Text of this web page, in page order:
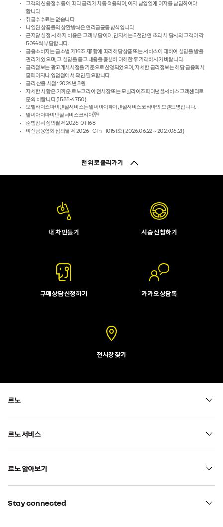
고객의 신용점수 등에 따라 금리가 차등 적용되며, 이자 납입일에 이자를 납입하여야
합니다.
취급수수료는 없습니다.
나열된 상품들의 상환방식은 원리금균등 방식입니다.
근저당 설정 시 해지 비용은 고객 부담이며, 인지세는 5천만 원 초과 시 당사와 고객이 각
50%씩 부담합니다.
금융소비자는 금소법 제19조 제1항에 따라 해당상품 또는 서비스에 대하여 설명을 받을
권리가 있으며, 그 설명을 듣고 내용을 충분히 이해한 후 거래하시기 바랍니다.
금리정보는 광고게시시점을 기준으로 산정되었으며, 자세한 금리정보는 해당 금융회사
홈페이지나 영업점에서 확인 필요합니다.
금리 산출 시점 : 2026년 8월
자세한 사항은 가까운 르노코리아 전시장 또는 모빌라이즈파이낸셜서비스 고객센터로
문의 바랍니다.(1588-6750)
모빌라이즈파이낸셜서비스는 알씨아이파이낸셜서비스코리아의 브랜드명입니다.
알씨아이파이낸셜서비스코리아㈜
준법감시 심의필 제2026-01-168
여신금융협회 심의필 제 2026 - C1h - 10151호 ( 2026.06.22 ~ 2027.06.21 )
맨 위로 올라가기
내 차 만들기 시승 신청하기
구매상담 신청하기 카카오 상담톡
전시장 찾기
르노
르노 서비스
르노 알아보기
Stay connected